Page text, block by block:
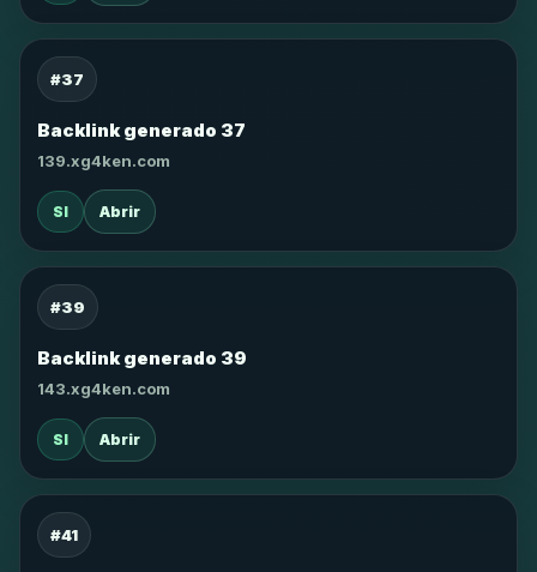
#37
Backlink generado 37
139.xg4ken.com
SI Abrir
#39
Backlink generado 39
143.xg4ken.com
SI Abrir
#41